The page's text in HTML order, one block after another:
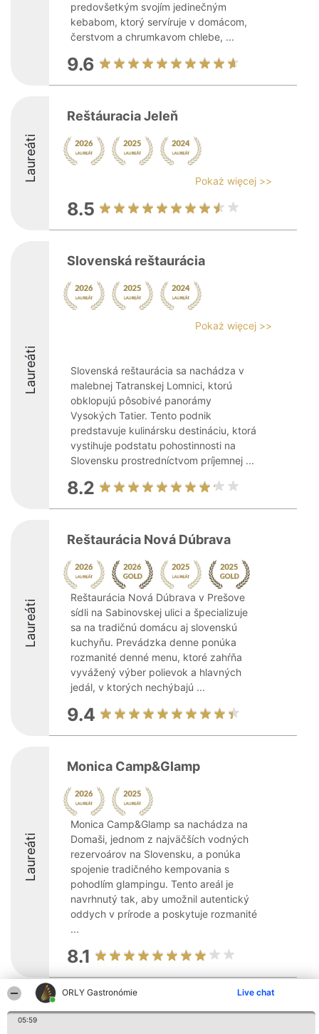
ORLY Gastronómie Live chat
05:59
predovšetkým svojím jedinečným
kebabom, ktorý servíruje v domácom,
čerstvom a chrumkavom chlebe, ...
9.6
Laureáti
Reštáuracia Jeleň
Pokaż więcej >>
8.5
Laureáti
Slovenská reštaurácia
Pokaż więcej >>
Slovenská reštaurácia sa nachádza v
malebnej Tatranskej Lomnici, ktorú
obklopujú pôsobivé panorámy
Vysokých Tatier. Tento podnik
predstavuje kulinársku destináciu, ktorá
vystihuje podstatu pohostinnosti na
Slovensku prostredníctvom príjemnej ...
8.2
Laureáti
Reštaurácia Nová Dúbrava
Reštaurácia Nová Dúbrava v Prešove
sídli na Sabinovskej ulici a špecializuje
sa na tradičnú domácu aj slovenskú
kuchyňu. Prevádzka denne ponúka
rozmanité denné menu, ktoré zahŕňa
vyvážený výber polievok a hlavných
jedál, v ktorých nechýbajú ...
9.4
Laureáti
Monica Camp&Glamp
Monica Camp&Glamp sa nachádza na
Domaši, jednom z najväčších vodných
rezervoárov na Slovensku, a ponúka
spojenie tradičného kempovania s
pohodlím glampingu. Tento areál je
navrhnutý tak, aby umožnil autentický
oddych v prírode a poskytuje rozmanité
...
8.1
Organizátor hodnotenia
Bright Side Solutions sp. z o.
Laureáti
Kontakt